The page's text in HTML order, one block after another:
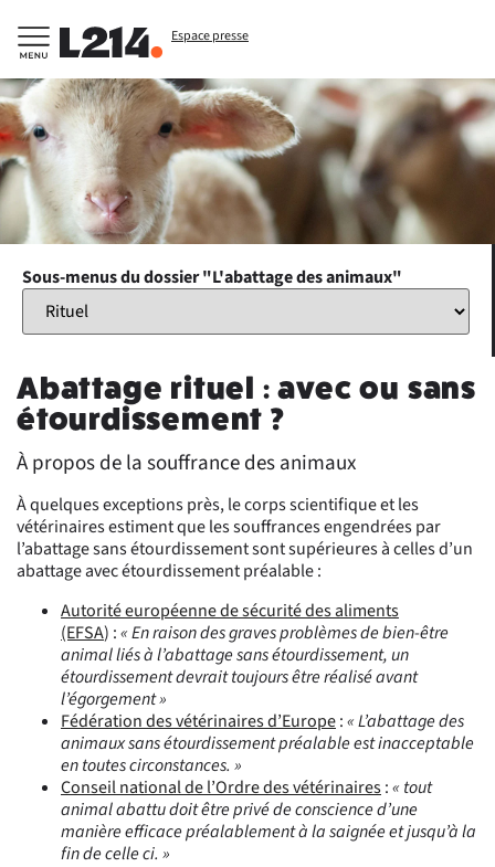
Espace presse
Sous-menus du dossier "L'abattage des animaux"
Abattage rituel : avec ou sans
étourdissement ?
À propos de la souffrance des animaux
À quelques exceptions près, le corps scientifique et les
vétérinaires estiment que les souffrances engendrées par
l’abattage sans étourdissement sont supérieures à celles d’un
abattage avec étourdissement préalable :
Autorité européenne de sécurité des aliments
(EFSA) :« En raison des graves problèmes de bien-être
animal liés à l’abattage sans étourdissement, un
étourdissement devrait toujours être réalisé avant
l’égorgement »
Fédération des vétérinaires d’Europe:« L’abattage des
animaux sans étourdissement préalable est inacceptable
en toutes circonstances. »
Conseil national de l’Ordre des vétérinaires:« tout
animal abattu doit être privé de conscience d’une
manière efficace préalablement à la saignée et jusqu’à la
fin de celle ci. »